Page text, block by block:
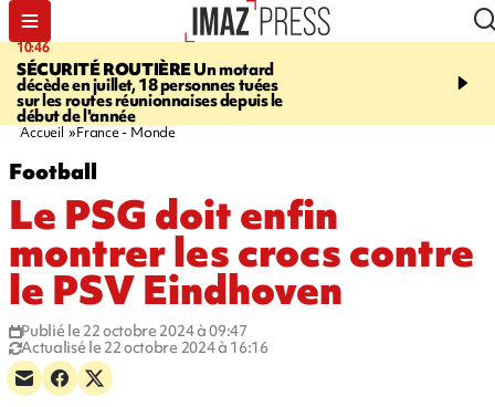
10:46
SÉCURITÉ ROUTIÈREUn motard
décède en juillet, 18 personnes tuées
sur les routes réunionnaises depuis le
début de l'année
13:49
mineurs - un courrier
Accueil France - Monde
Football
Le PSG doit enfin
montrer les crocs contre
le PSV Eindhoven
Publié le 22 octobre 2024 à 09:47
Actualisé le 22 octobre 2024 à 16:16